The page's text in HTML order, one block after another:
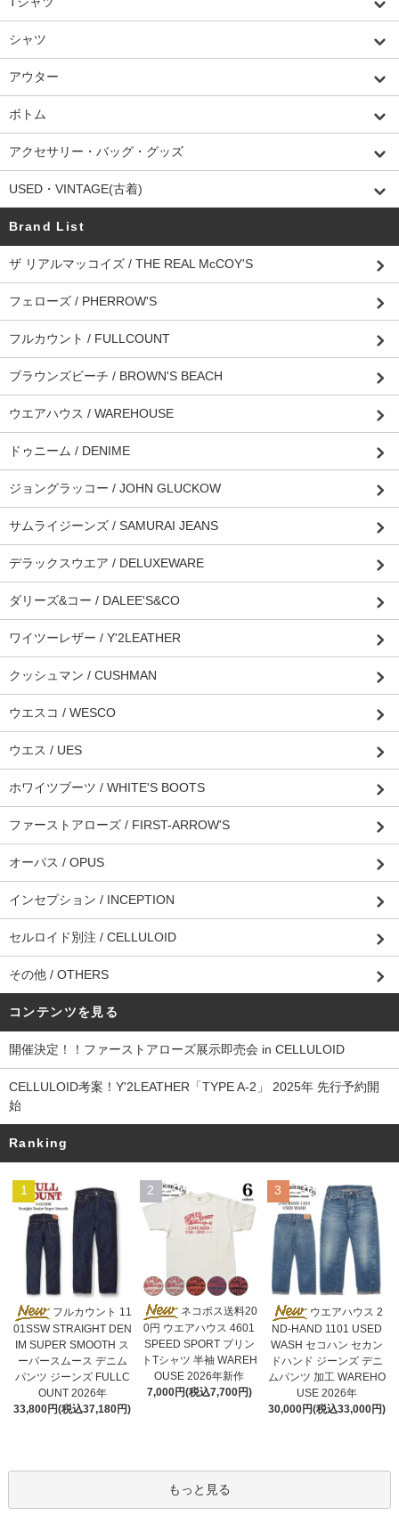
シャツ
アウター
ボトム
アクセサリー・バッグ・グッズ
USED・VINTAGE(古着)
Brand List
ザ リアルマッコイズ / THE REAL McCOY'S
フェローズ / PHERROW'S
フルカウント / FULLCOUNT
ブラウンズビーチ / BROWN'S BEACH
ウエアハウス / WAREHOUSE
ドゥニーム / DENIME
ジョングラッコー / JOHN GLUCKOW
サムライジーンズ / SAMURAI JEANS
デラックスウエア / DELUXEWARE
ダリーズ&コー / DALEE'S&CO
ワイツーレザー / Y'2LEATHER
クッシュマン / CUSHMAN
ウエスコ / WESCO
ウエス / UES
ホワイツブーツ / WHITE'S BOOTS
ファーストアローズ / FIRST-ARROW'S
オーパス / OPUS
インセプション / INCEPTION
セルロイド別注 / CELLULOID
その他 / OTHERS
コンテンツを見る
開催決定！！ファーストアローズ展示即売会 in CELLULOID
CELLULOID考案！Y'2LEATHER「TYPE A-2」 2025年 先行予約開
始
Ranking
1
フルカウント 11
01SSW STRAIGHT DEN
IM SUPER SMOOTH ス
ーパースムース デニム
パンツ ジーンズ FULLC
OUNT 2026年
33,800円(税込37,180円)
2
ネコポス送料20
0円 ウエアハウス 4601
SPEED SPORT プリン
トTシャツ 半袖 WAREH
OUSE 2026年新作
7,000円(税込7,700円)
3
ウエアハウス 2
ND-HAND 1101 USED
WASH セコハン セカン
ドハンド ジーンズ デニ
ムパンツ 加工 WAREHO
USE 2026年
30,000円(税込33,000円)
もっと見る